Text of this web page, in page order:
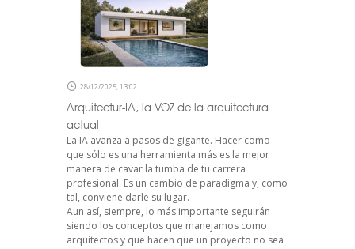
28/12/2025, 13:02
Arquitectur-IA, la VOZ de la arquitectura
actual
La IA avanza a pasos de gigante. Hacer como
que sólo es una herramienta más es la mejor
manera de cavar la tumba de tu carrera
profesional. Es un cambio de paradigma y, como
tal, conviene darle su lugar.
Aun así, siempre, lo más importante seguirán
siendo los conceptos que manejamos como
arquitectos y que hacen que un proyecto no sea